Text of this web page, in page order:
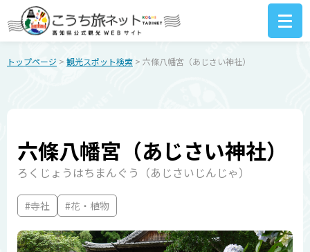
トップページ > 観光スポット検索 > 六條八幡宮（あじさい神社）
六條八幡宮（あじさい神社）
ろくじょうはちまんぐう（あじさいじんじゃ）
#寺社 #花・植物